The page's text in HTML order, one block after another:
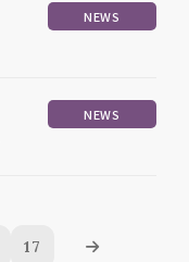
NEWS
NEWS
17